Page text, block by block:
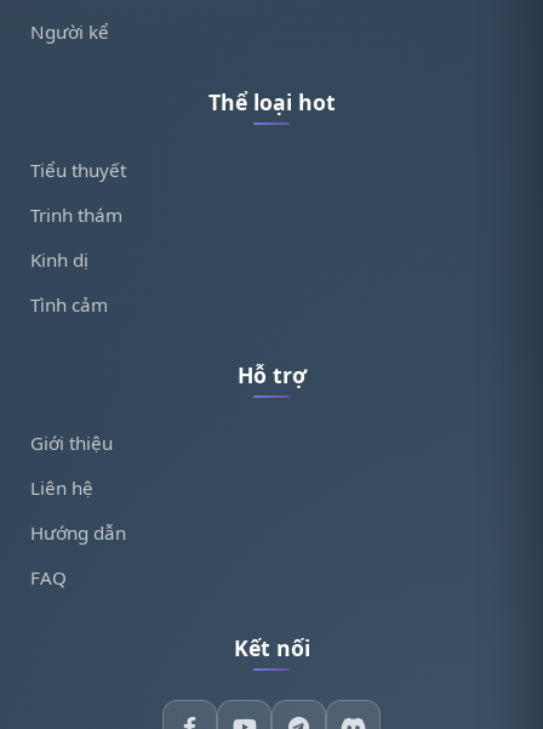
Người kể
Thể loại hot
Tiểu thuyết
Trinh thám
Kinh dị
Tình cảm
Hỗ trợ
Giới thiệu
Liên hệ
Hướng dẫn
FAQ
Kết nối